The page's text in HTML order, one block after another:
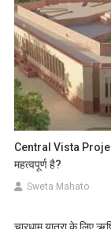
Central Vista
महत्वपूर्ण है?
Sweta Mahato